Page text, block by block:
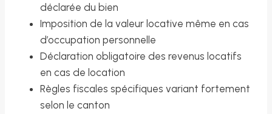
déclarée du bien
Imposition de la valeur locative même en cas
d’occupation personnelle
Déclaration obligatoire des revenus locatifs
en cas de location
Règles fiscales spécifiques variant fortement
selon le canton